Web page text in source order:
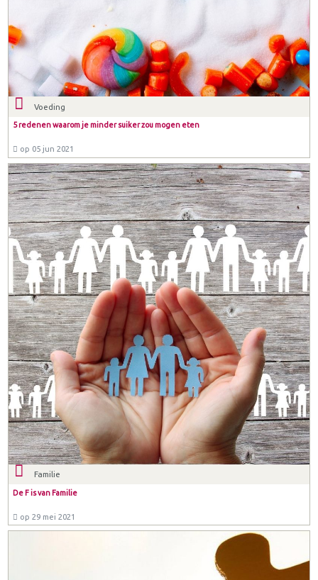
Voeding
5 redenen waarom je minder suiker zou mogen eten
op 05 jun 2021
Familie
De F is van Familie
op 29 mei 2021